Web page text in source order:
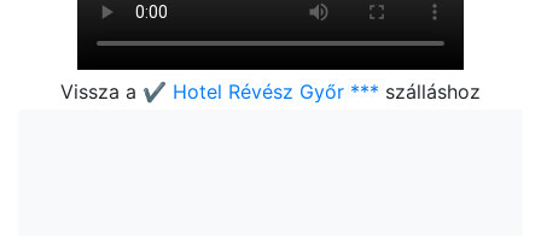
Vissza a ✔️ Hotel Révész Győr *** szálláshoz